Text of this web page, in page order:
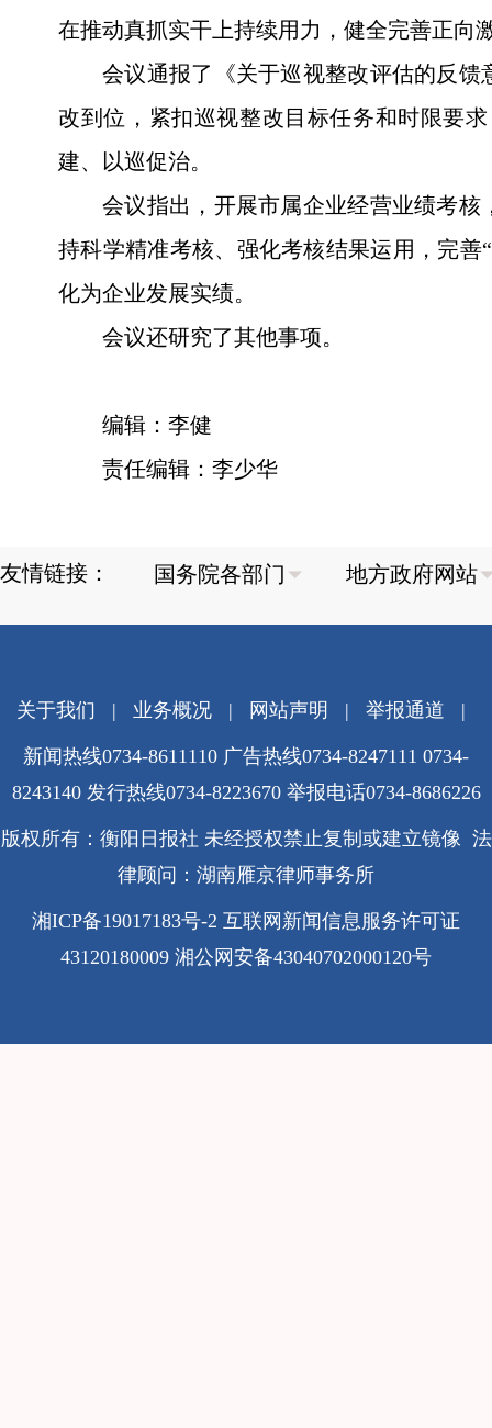
在推动真抓实干上持续用力，健全完善正向
会议通报了《关于巡视整改评估的反
改到位，紧扣巡视整改目标任务和时限要
建、以巡促治。
会议指出，开展市属企业经营业绩考
持科学精准考核、强化考核结果运用，完
化为企业发展实绩。
会议还研究了其他事项。
编辑：李健
责任编辑：李少华
友情链接：
关于我们 | 业务概况| 网站声明 | 举报通道 |
新闻热线0734-8611110 广告热线0734-8247111 0734-
8243140 发行热线0734-8223670 举报电话0734-8686226
版权所有：衡阳日报社 未经授权禁止复制或建立镜像 法
律顾问：湖南雁京律师事务所
湘ICP备19017183号-2 互联网新闻信息服务许可证
43120180009 湘公网安备43040702000120号